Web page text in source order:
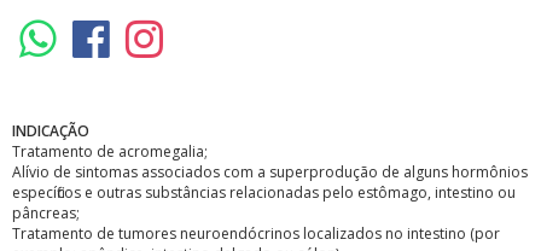
INDICAÇÃO
Tratamento de acromegalia;
Alívio de sintomas associados com a superprodução de alguns hormônios
específicos e outras substâncias relacionadas pelo estômago, intestino ou
pâncreas;
Tratamento de tumores neuroendócrinos localizados no intestino (por